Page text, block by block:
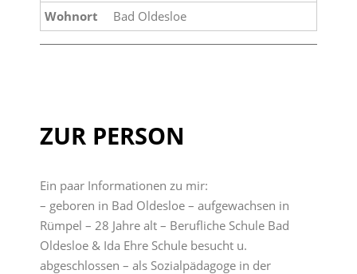
Wohnort
Bad Oldesloe
ZUR PERSON
Ein paar Informationen zu mir:
– geboren in Bad Oldesloe – aufgewachsen in
Rümpel – 28 Jahre alt – Berufliche Schule Bad
Oldesloe & Ida Ehre Schule besucht u.
abgeschlossen – als Sozialpädagoge in der